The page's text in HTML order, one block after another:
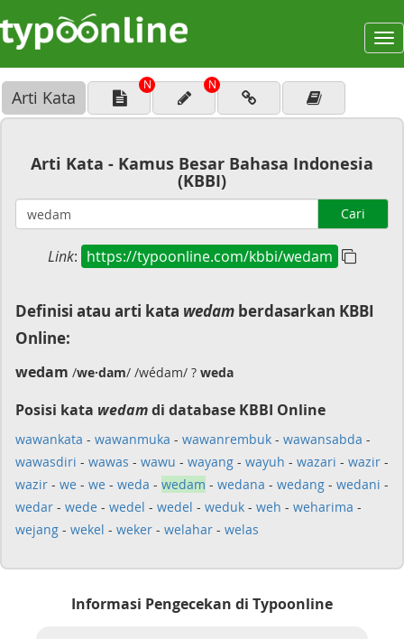
Arti Kata
N N
Arti Kata - Kamus Besar Bahasa Indonesia
(KBBI)
Cari
Link: https://typoonline.com/kbbi/wedam
Definisi atau arti kata wedam berdasarkan KBBI
Online:
wedam /we·dam/ /wédam/ ? weda
Posisi kata wedamdi database KBBI Online
wawankata - wawanmuka - wawanrembuk - wawansabda -
wawasdiri - wawas - wawu - wayang - wayuh - wazari - wazir -
wazir - we - we - weda - wedam - wedana - wedang - wedani -
wedar - wede - wedel - wedel - weduk - weh - weharima -
wejang - wekel - weker - welahar - welas
Informasi Pengecekan di Typoonline